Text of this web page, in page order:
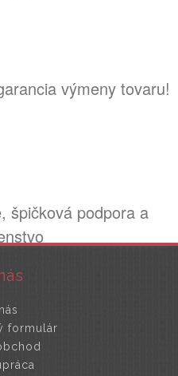
výmeny tovaru!
špičková podpora a
formulár